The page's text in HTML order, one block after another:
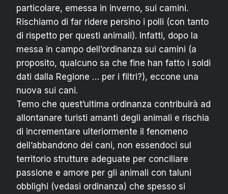
particolare, emessa in inverno, sui camini.
Rischiamo di far ridere persino i polli (con tanto
di rispetto per questi animali). Infatti, dopo la
messa in campo dell’ordinanza sui camini (a
proposito, qualcuno sa che fine han fatto i soldi
dati dalla Regione … per i filtri?), eccone una
nuova sui cani.
Temo che quest’ultima ordinanza contribuirà ad
allontanare turisti amanti degli animali e rischia
di incrementare ulteriormente il fenomeno
dell’abbandono dei cani, non essendoci sul
territorio strutture adeguate per conciliare
passione e amore per gli animali con taluni
obblighi (vedasi ordinanza) che spesso si